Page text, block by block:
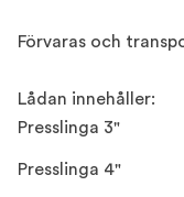
Förvaras och
Lådan innehåller:
Presslinga 3"
Presslinga 4"